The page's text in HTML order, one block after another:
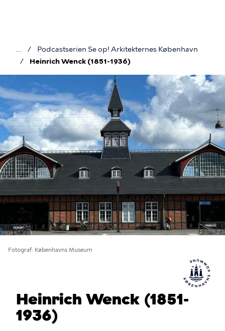
Brødkrumme
Podcastserien Se op! Arkitekternes København
Heinrich Wenck (1851-1936)
Fotograf Københavns Museum
Heinrich Wenck (1851-
1936)